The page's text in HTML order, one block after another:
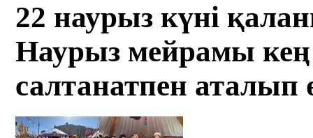
22 наурыз күні
Наурыз мейрамы
салтанатпен аталып